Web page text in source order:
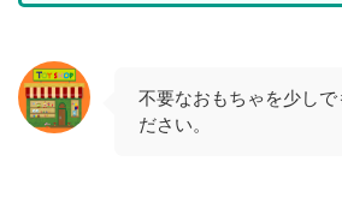
不要なおもちゃを少しで
ださい。